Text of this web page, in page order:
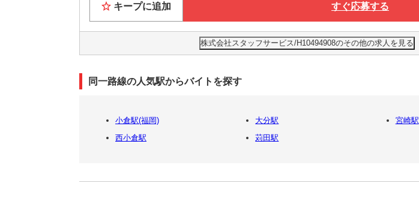
キープに追加 すぐ応募する
株式会社スタッフサービス/H10494908のその他の求人を見る
同一路線の人気駅からバイトを探す
小倉駅(福岡) 大分駅
宮崎駅
西小倉駅
苅田駅